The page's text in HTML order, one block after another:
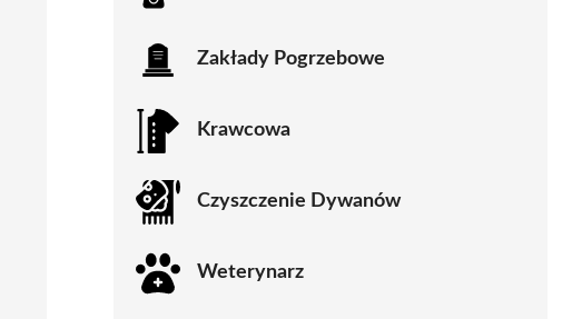
Zakłady Pogrzebowe
Krawcowa
Czyszczenie Dywanów
Weterynarz